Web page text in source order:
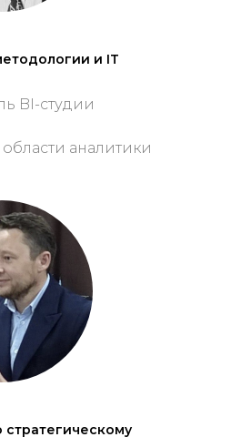
и IT
BI-студии
аналитики
стратегическому